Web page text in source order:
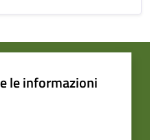
le informazioni